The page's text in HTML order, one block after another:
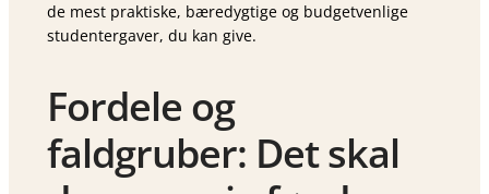
de mest praktiske, bæredygtige og budgetvenlige
studentergaver, du kan give.
Fordele og
faldgruber: Det skal